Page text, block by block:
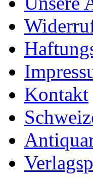
Kontakt